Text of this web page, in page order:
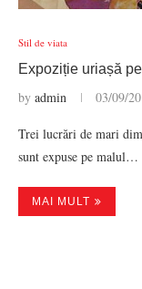
Stil de viata
Expoziție uriașă
by admin 03/09/
Trei lucrări de mari
sunt expuse pe malul…
MAI MULT